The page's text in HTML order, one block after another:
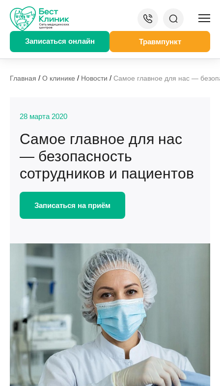
Записаться онлайн Травмпункт
Главная / О клинике / Новости / Самое главное для нас —
28 марта 2020
Самое главное для нас
— безопасность
сотрудников и пациентов
Записаться на приём